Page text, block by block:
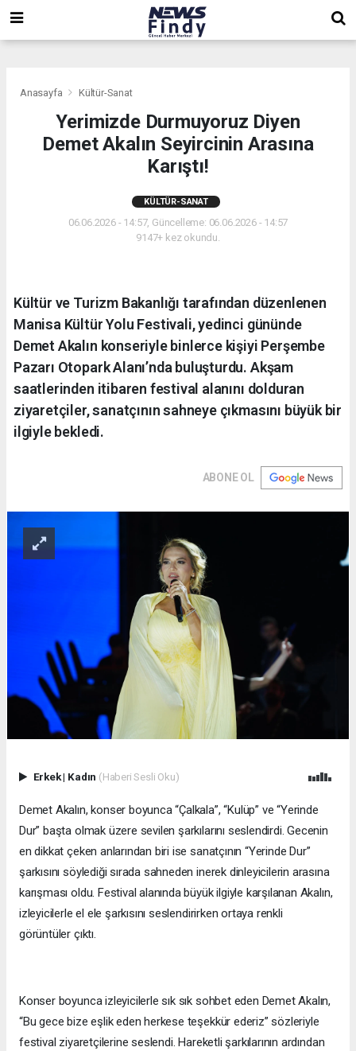
Anasayfa Kültür-Sanat
Yerimizde Durmuyoruz Diyen
Demet Akalın Seyircinin Arasına
Karıştı!
KÜLTÜR-SANAT
06.06.2026 - 14:57, Güncelleme: 06.06.2026 - 14:57
9147+ kez okundu.
Kültür ve Turizm Bakanlığı tarafından düzenlenen
Manisa Kültür Yolu Festivali, yedinci gününde
Demet Akalın konseriyle binlerce kişiyi Perşembe
Pazarı Otopark Alanı’nda buluşturdu. Akşam
saatlerinden itibaren festival alanını dolduran
ziyaretçiler, sanatçının sahneye çıkmasını büyük bir
ilgiyle bekledi.
ABONE OL
Erkek| Kadın (Haberi Sesli Oku)
Demet Akalın, konser boyunca “Çalkala”, “Kulüp” ve “Yerinde
Dur” başta olmak üzere sevilen şarkılarını seslendirdi. Gecenin
en dikkat çeken anlarından biri ise sanatçının “Yerinde Dur”
şarkısını söylediği sırada sahneden inerek dinleyicilerin arasına
karışması oldu. Festival alanında büyük ilgiyle karşılanan Akalın,
izleyicilerle el ele şarkısını seslendirirken ortaya renkli
görüntüler çıktı.
Konser boyunca izleyicilerle sık sık sohbet eden Demet Akalın,
“Bu gece bize eşlik eden herkese teşekkür ederiz” sözleriyle
festival ziyaretçilerine seslendi. Hareketli şarkılarının ardından